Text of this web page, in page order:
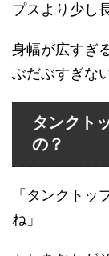
プスより少し
身幅が広すぎ
ぶだぶすぎな
タンクト
の？
「タンクトッ
ね」